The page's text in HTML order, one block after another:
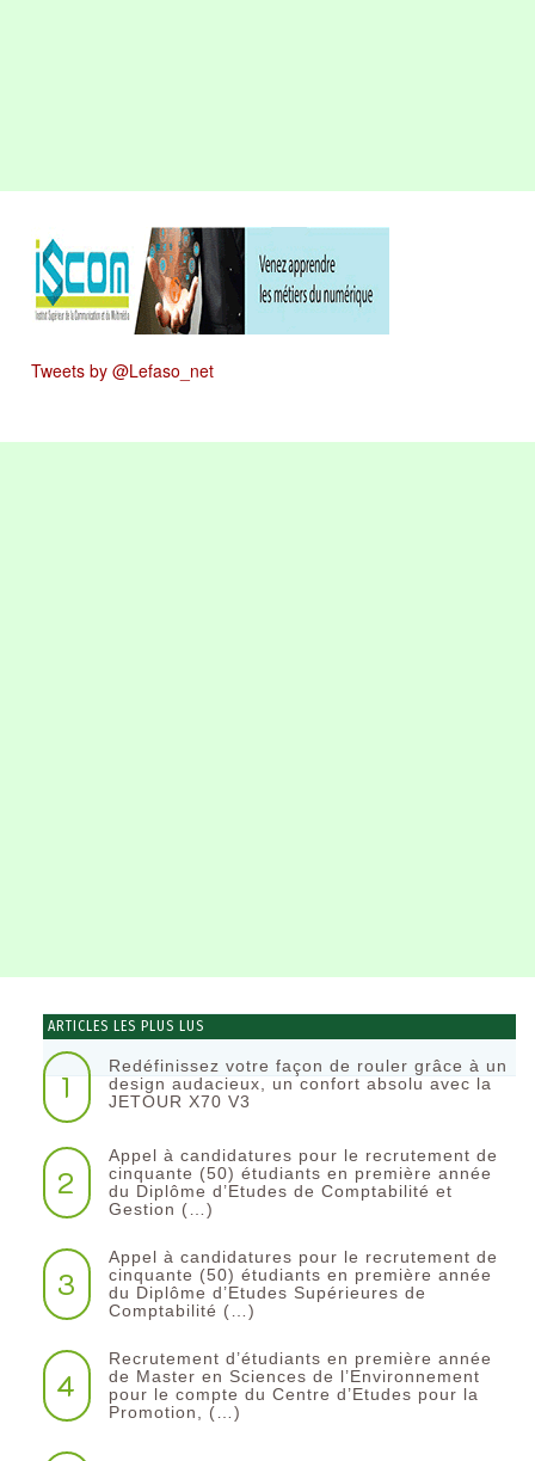
Tweets by @Lefaso_net
ARTICLES LES PLUS LUS
1
Redéfinissez votre façon de rouler grâce à un
design audacieux, un confort absolu avec la
JETOUR X70 V3
2
Appel à candidatures pour le recrutement de
cinquante (50) étudiants en première année
du Diplôme d’Etudes de Comptabilité et
Gestion (…)
3
Appel à candidatures pour le recrutement de
cinquante (50) étudiants en première année
du Diplôme d’Etudes Supérieures de
Comptabilité (…)
4
Recrutement d’étudiants en première année
de Master en Sciences de l’Environnement
pour le compte du Centre d’Etudes pour la
Promotion, (…)